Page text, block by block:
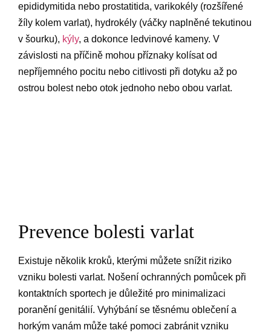
epididymitida nebo prostatitida, varikokély (rozšířené
žíly kolem varlat), hydrokély (váčky naplněné tekutinou
v šourku), kýly, a dokonce ledvinové kameny. V
závislosti na příčině mohou příznaky kolísat od
nepříjemného pocitu nebo citlivosti při dotyku až po
ostrou bolest nebo otok jednoho nebo obou varlat.
Prevence bolesti varlat
Existuje několik kroků, kterými můžete snížit riziko
vzniku bolesti varlat. Nošení ochranných pomůcek při
kontaktních sportech je důležité pro minimalizaci
poranění genitálií. Vyhýbání se těsnému oblečení a
horkým vanám může také pomoci zabránit vzniku